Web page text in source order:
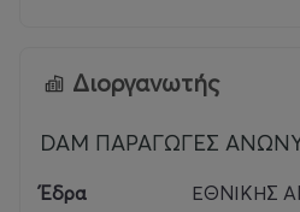
Διοργανωτής
DAM ΠΑΡΑΓΩΓΕΣ
Έδρα
ΕΘΝΙΚΗΣ